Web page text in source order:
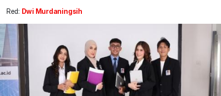
Red: Dwi Murdaningsih